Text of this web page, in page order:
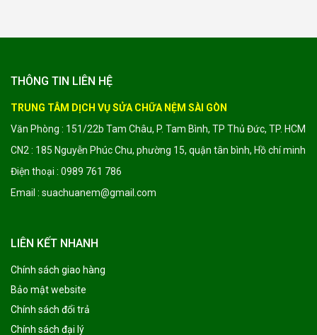
THÔNG TIN LIÊN HỆ
TRUNG TÂM DỊCH VỤ SỬA CHỮA NỆM SÀI GÒN
Văn Phòng : 151/22b Tam Châu, P. Tam Bình, TP Thủ Đức, TP. HCM
CN2 : 185 Nguyễn Phúc Chu, phường 15, quận tân bình, Hồ chí minh
Điện thoại : 0989 761 786
Email : suachuanem@gmail.com
LIÊN KẾT NHANH
Chính sách giao hàng
Bảo mật website
Chính sách đổi trả
Chính sách đại lý